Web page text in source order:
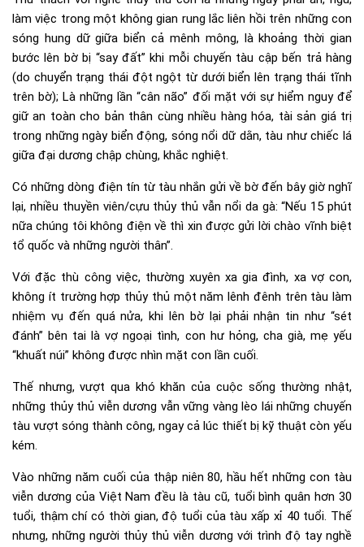
làm việc trong một không gian rung lắc liên hồi trên những con
sóng hung dữ giữa biển cả mênh mông, là khoảng thời gian
bước lên bờ bị “say đất” khi mỗi chuyến tàu cập bến trả hàng
(do chuyển trạng thái đột ngột từ dưới biển lên trạng thái tĩnh
trên bờ); Là những lần “cân não” đối mặt với sự hiểm nguy để
giữ an toàn cho bản thân cùng nhiều hàng hóa, tài sản giá trị
trong những ngày biển động, sóng nổi dữ dằn, tàu như chiếc lá
giữa đại dương chập chùng, khắc nghiệt.
Có những dòng điện tín từ tàu nhắn gửi về bờ đến bây giờ nghĩ
lại, nhiều thuyền viên/cựu thủy thủ vẫn nổi da gà: “Nếu 15 phút
nữa chúng tôi không điện về thì xin được gửi lời chào vĩnh biệt
tổ quốc và những người thân”.
Với đặc thù công việc, thường xuyên xa gia đình, xa vợ con,
không ít trường hợp thủy thủ một năm lênh đênh trên tàu làm
nhiệm vụ đến quá nửa, khi lên bờ lại phải nhận tin như “sét
đánh” bên tai là vợ ngoại tình, con hư hỏng, cha già, mẹ yếu
“khuất núi” không được nhìn mặt con lần cuối.
Thế nhưng, vượt qua khó khăn của cuộc sống thường nhật,
những thủy thủ viễn dương vẫn vững vàng lèo lái những chuyến
tàu vượt sóng thành công, ngay cả lúc thiết bị kỹ thuật còn yếu
kém.
Vào những năm cuối của thập niên 80, hầu hết những con tàu
viễn dương của Việt Nam đều là tàu cũ, tuổi bình quân hơn 30
tuổi, thậm chí có thời gian, độ tuổi của tàu xấp xỉ 40 tuổi. Thế
nhưng, những người thủy thủ viễn dương với trình độ tay nghề